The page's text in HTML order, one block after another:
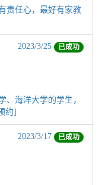
责任心，最好有家教
2023/3/25 已成功
、海洋大学的学生，
约]
2023/3/17 已成功